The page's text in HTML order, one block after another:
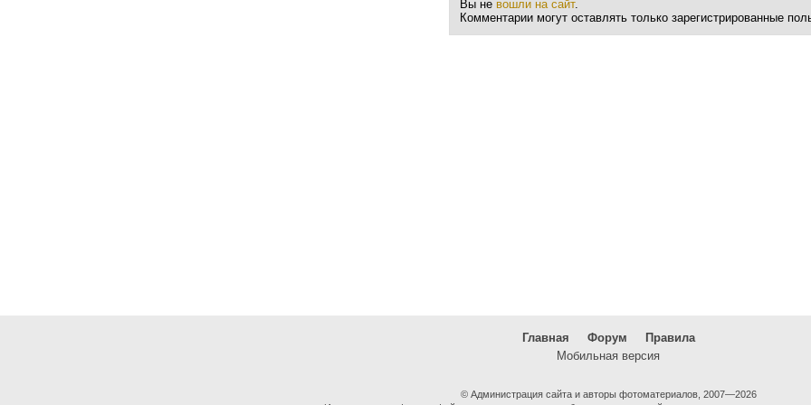
Вы не вошли на сайт.
Комментарии могут оставлять только зарегистрированные
Главная Форум
Правила
Мобильная версия
© Администрация сайта и авторы фотоматериалов, 2007—2026